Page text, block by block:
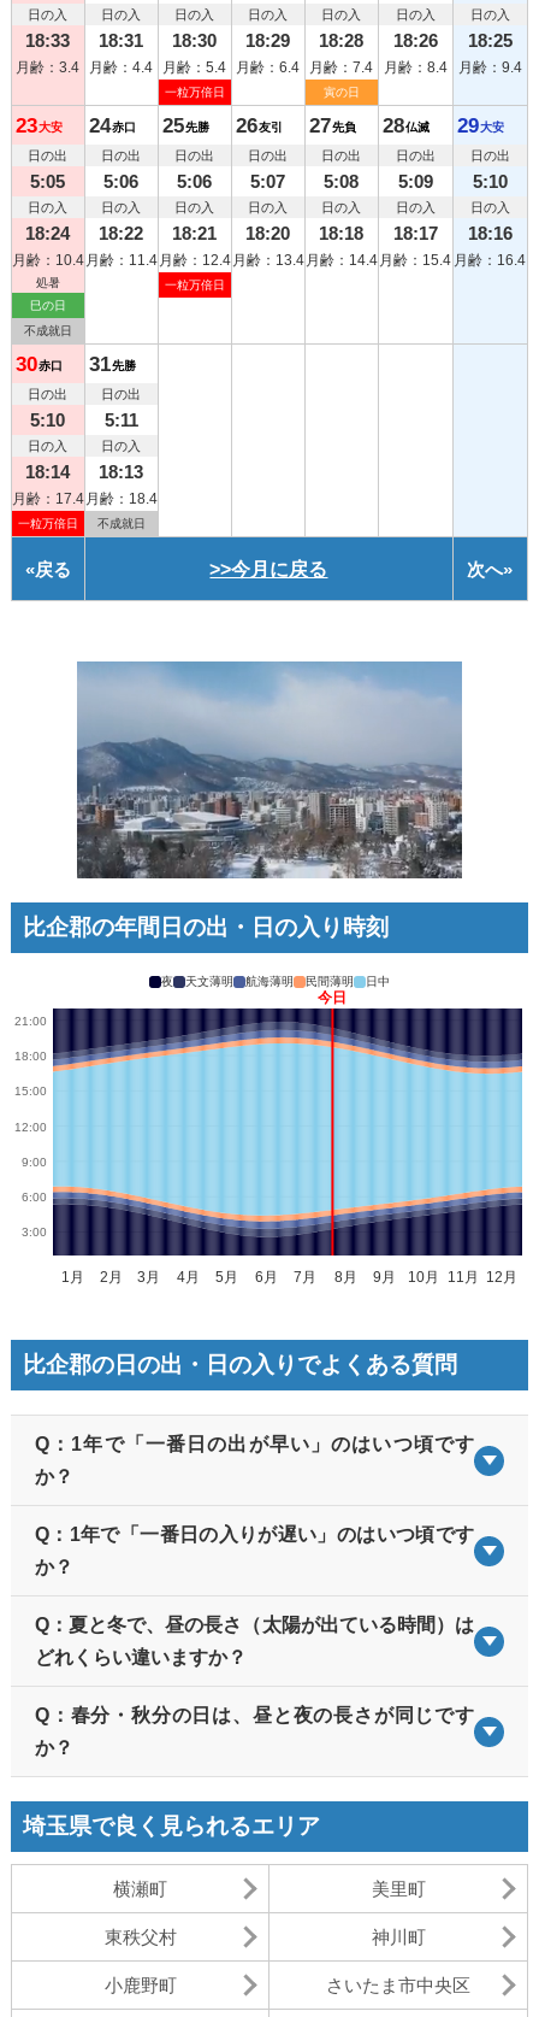
日の入
18:33
月齢：3.4
日の入
18:31
月齢：4.4
日の入
18:30
月齢：5.4
一粒万倍日
日の入
18:29
月齢：6.4
日の入
18:28
月齢：7.4
寅の日
日の入
18:26
月齢：8.4
日の入
18:25
月齢：9.4
23大安
日の出
5:05
日の入
18:24
月齢：10.4
処暑
巳の日
不成就日
24赤口
日の出
5:06
日の入
18:22
月齢：11.4
25先勝
日の出
5:06
日の入
18:21
月齢：12.4
一粒万倍日
26友引
日の出
5:07
日の入
18:20
月齢：13.4
27先負
日の出
5:08
日の入
18:18
月齢：14.4
28仏滅
日の出
5:09
日の入
18:17
月齢：15.4
29大安
日の出
5:10
日の入
18:16
月齢：16.4
30赤口
日の出
5:10
日の入
18:14
月齢：17.4
一粒万倍日
31先勝
日の出
5:11
日の入
18:13
月齢：18.4
不成就日
«戻る >>今月に戻る 次へ»
比企郡の年間日の出・日の入り時刻
夜 天文薄明 航海薄明 民間薄明 日中
比企郡の日の出・日の入りでよくある質問
Q：1年で「一番日の出が早い」のはいつ頃です
か？
Q：1年で「一番日の入りが遅い」のはいつ頃です
か？
Q：夏と冬で、昼の長さ（太陽が出ている時間）は
どれくらい違いますか？
Q：春分・秋分の日は、昼と夜の長さが同じです
か？
埼玉県で良く見られるエリア
横瀬町 美里町
東秩父村 神川町
小鹿野町 さいたま市中央区